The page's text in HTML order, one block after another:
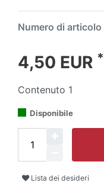
Numero di articolo
4,50 EUR *
Contenuto 1
Disponibile
Lista dei desideri